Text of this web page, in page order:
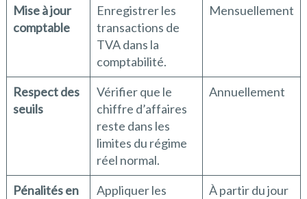
Mise à jour
comptable
Enregistrer les
transactions de
TVA dans la
comptabilité.
Mensuellement
Respect des
seuils
Vérifier que le
chiffre d’affaires
reste dans les
limites du régime
réel normal.
Annuellement
Pénalités en
Appliquer les
À partir du jour